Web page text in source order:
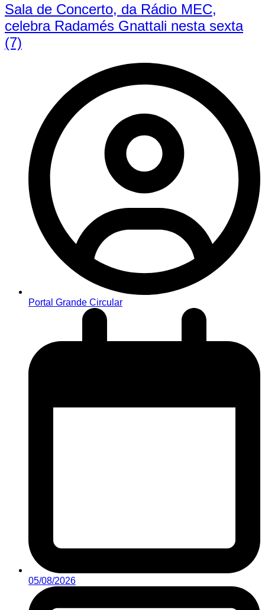
Sala de Concerto, da Rádio MEC,
celebra Radamés Gnattali nesta sexta
(7)
Portal Grande Circular
05/08/2026